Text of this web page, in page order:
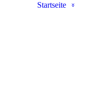
Startseite